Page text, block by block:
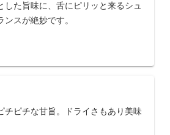
した旨味に、舌にピリッと来るシュ
ンスが絶妙です。
チピチな甘旨。ドライさもあり美味